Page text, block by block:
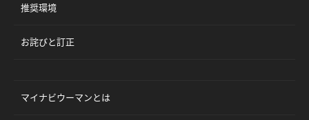
推奨環境
お詫びと訂正
マイナビウーマンとは